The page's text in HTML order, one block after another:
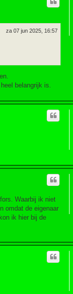
za 07 jun 2025, 16:57
belangrijk is.
Waarbij ik niet
omdat de eigenaar
ik hier bij de